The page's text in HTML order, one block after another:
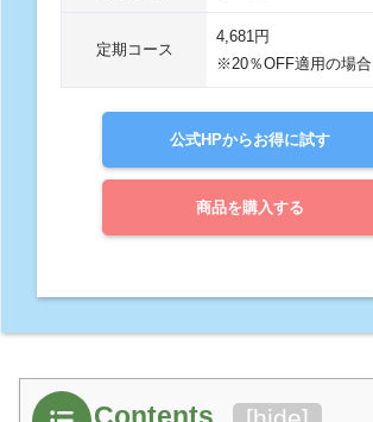
定期コース
4,681円
※20％OFF適用の場合
公式HPからお得に試す
商品を購入する